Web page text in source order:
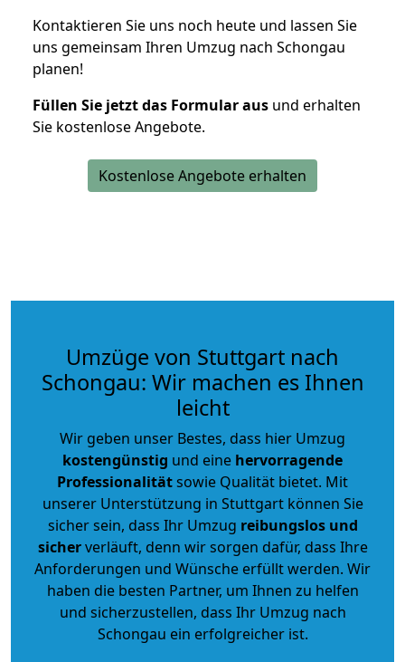
Kontaktieren Sie uns noch heute und lassen Sie
uns gemeinsam Ihren Umzug nach Schongau
planen!
Füllen Sie jetzt das Formular aus und erhalten
Sie kostenlose Angebote.
Kostenlose Angebote erhalten
Umzüge von Stuttgart nach
Schongau: Wir machen es Ihnen
leicht
Wir geben unser Bestes, dass hier Umzug
kostengünstig und eine hervorragende
Professionalitätsowie Qualität bietet. Mit
unserer Unterstützung in Stuttgart können Sie
sicher sein, dass Ihr Umzug reibungslos und
sicherverläuft, denn wir sorgen dafür, dass Ihre
Anforderungen und Wünsche erfüllt werden. Wir
haben die besten Partner, um Ihnen zu helfen
und sicherzustellen, dass Ihr Umzug nach
Schongau ein erfolgreicher ist.